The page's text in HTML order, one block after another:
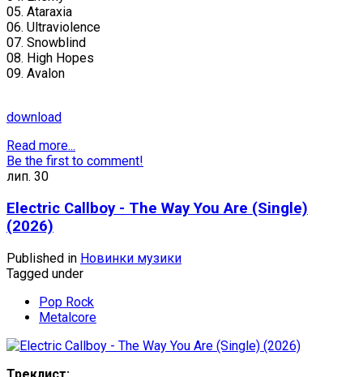
05. Ataraxia
06. Ultraviolence
07. Snowblind
08. High Hopes
09. Avalon
download
Read more...
Be the first to comment!
лип. 30
Electric Callboy - The Way You Are (Single)
(2026)
Published in Новинки музики
Tagged under
Pop Rock
Metalcore
Треклист: